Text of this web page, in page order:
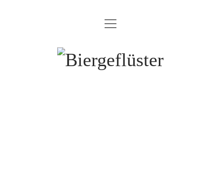
ÜBER UNS
IMPRESSUM
Menü
öffnen
Biergeflüster